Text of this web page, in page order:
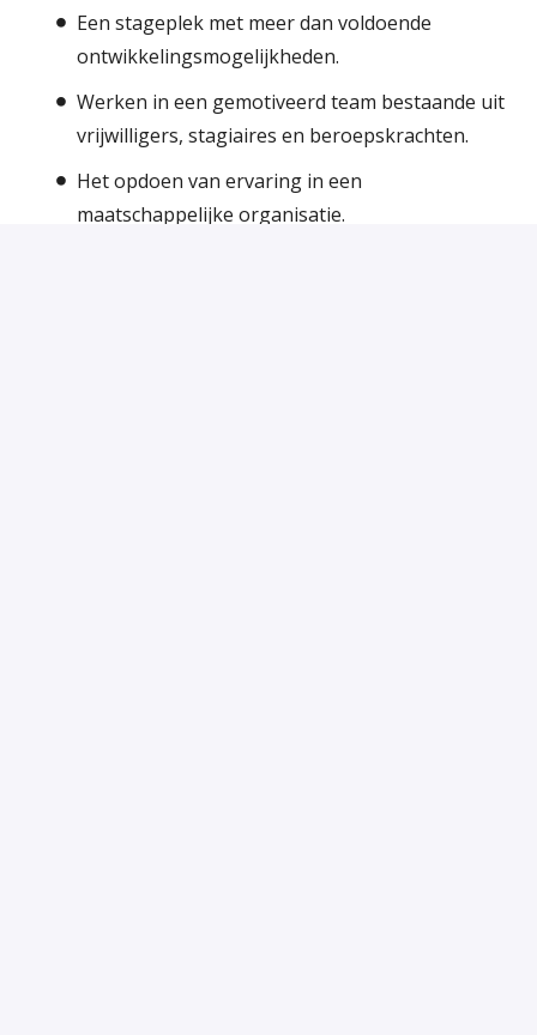
Een stageplek met meer dan voldoende
ontwikkelingsmogelijkheden.
Werken in een gemotiveerd team bestaande uit
vrijwilligers, stagiaires en beroepskrachten.
Het opdoen van ervaring in een
maatschappelijke organisatie.